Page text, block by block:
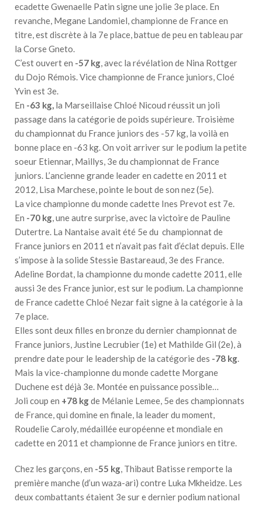
ecadette Gwenaelle Patin signe une jolie 3e place. En
revanche, Megane Landomiel, championne de France en
titre, est discrète à la 7e place, battue de peu en tableau par
la Corse Gneto.
C’est ouvert en -57 kg, avec la révélation de Nina Rottger
du Dojo Rémois. Vice championne de France juniors, Cloé
Yvin est 3e.
En -63 kg, la Marseillaise Chloé Nicoud réussit un joli
passage dans la catégorie de poids supérieure. Troisième
du championnat du France juniors des -57 kg, la voilà en
bonne place en -63 kg. On voit arriver sur le podium la petite
soeur Etiennar, Maillys, 3e du championnat de France
juniors. L’ancienne grande leader en cadette en 2011 et
2012, Lisa Marchese, pointe le bout de son nez (5e).
La vice championne du monde cadette Ines Prevot est 7e.
En -70 kg, une autre surprise, avec la victoire de Pauline
Dutertre. La Nantaise avait été 5e du championnat de
France juniors en 2011 et n’avait pas fait d’éclat depuis. Elle
s’impose à la solide Stessie Bastareaud, 3e des France.
Adeline Bordat, la championne du monde cadette 2011, elle
aussi 3e des France junior, est sur le podium. La championne
de France cadette Chloé Nezar fait signe à la catégorie à la
7e place.
Elles sont deux filles en bronze du dernier championnat de
France juniors, Justine Lecrubier (1e) et Mathilde Gil (2e), à
prendre date pour le leadership de la catégorie des -78 kg.
Mais la vice-championne du monde cadette Morgane
Duchene est déjà 3e. Montée en puissance possible…
Joli coup en +78 kgde Mélanie Lemee, 5e des championnats
de France, qui domine en finale, la leader du moment,
Roudelie Caroly, médaillée européenne et mondiale en
cadette en 2011 et championne de France juniors en titre.
Chez les garçons, en -55 kg, Thibaut Batisse remporte la
première manche (d’un waza-ari) contre Luka Mkheidze. Les
deux combattants étaient 3e sur e dernier podium national